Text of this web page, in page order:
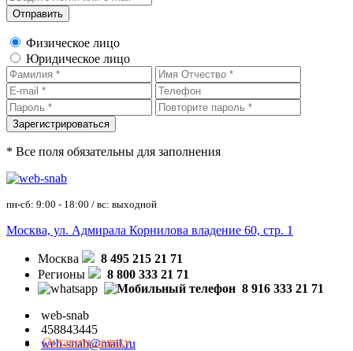
Физическое лицо
Юридическое лицо
* Все поля обязательны для заполнения
пн-сб: 9:00 - 18:00 / вс: выходной
Москва, ул. Адмирала Корнилова владение 60, стр. 1
Москва
8 495 215 21 71
Регионы
8 800 333 21 71
8 916 333 21 71
web-snab
458843445
web-snab@mail.ru
Оставить заявку